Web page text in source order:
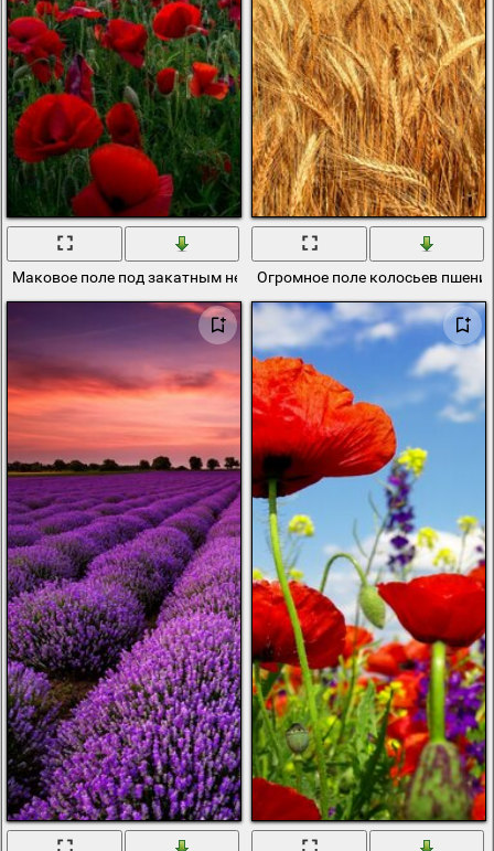
Маковое поле под закатным небомОгромное поле колосьев